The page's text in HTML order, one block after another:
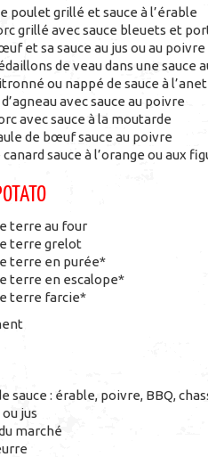
poulet grillé et sauce à l’érable
grillé avec sauce bleuets et
et sa sauce au jus ou au
de veau dans une sauce
ou nappé de sauce à
avec sauce au poivre
avec sauce à la moutarde
de bœuf sauce au poivre
sauce à l’orange ou aux
terre au four
terre grelot
terre en purée*
terre en escalope*
terre farcie*
sauce : érable, poivre, BBQ,
jus
marché